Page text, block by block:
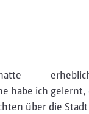
erhebliche
habe ich gelernt,
über die